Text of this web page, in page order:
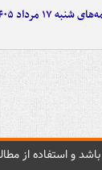
۱۷ مرداد ۱۴۰۵
و استفاده از